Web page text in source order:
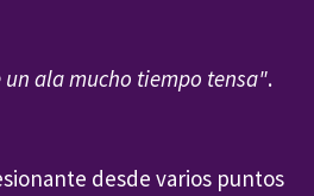
ala mucho tiempo tensa".
desde varios puntos